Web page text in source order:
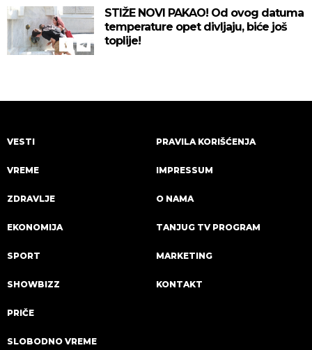
STIŽE NOVI PAKAO! Od ovog datuma
temperature opet divljaju, biće još
toplije!
VESTI
VREME
ZDRAVLJE
EKONOMIJA
SPORT
SHOWBIZZ
PRIČE
SLOBODNO VREME
PRAVILA KORIŠĆENJA
IMPRESSUM
O NAMA
TANJUG TV PROGRAM
MARKETING
KONTAKT